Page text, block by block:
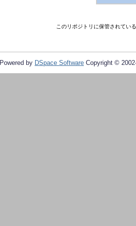
このリポジトリに保管されてい
Powered by DSpace Software Copyright ©